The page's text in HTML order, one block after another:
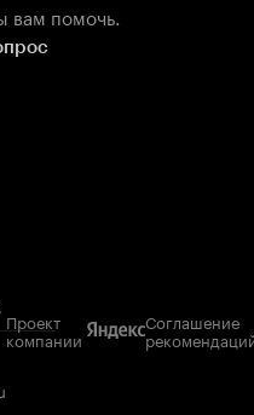
вам помочь.
Проект
компании
Соглашение